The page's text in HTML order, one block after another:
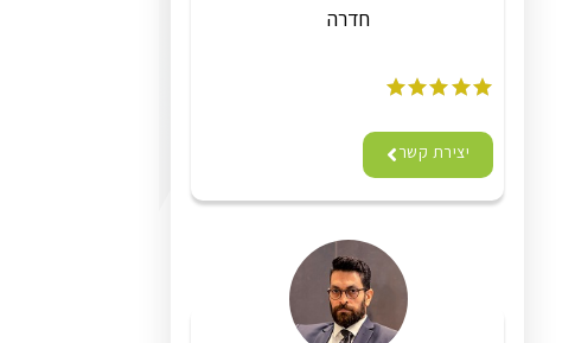
חדרה
יצירת קשר